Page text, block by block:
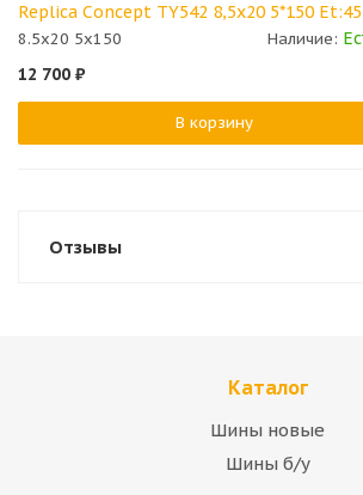
Replica Concept TY542 8,5x20 5*150
8.5x20 5x150 Наличие:
12 700 ₽
В корзину
Отзывы
Каталог
Шины новые
Шины б/у